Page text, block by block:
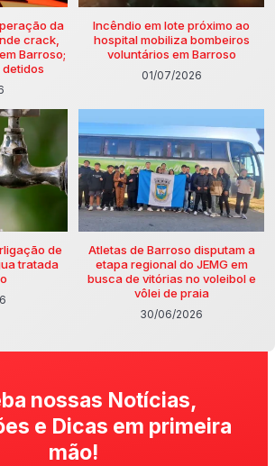
da
crack,
Barroso;
detidos
Incêndio em lote próximo ao
hospital mobiliza bombeiros
voluntários em Barroso
01/07/2026
de
tratada
Atletas de Barroso disputam a
etapa regional do JEMG em
busca de vitórias no voleibol e
vôlei de praia
30/06/2026
nossas Notícias,
e Dicas em primeira
mão!